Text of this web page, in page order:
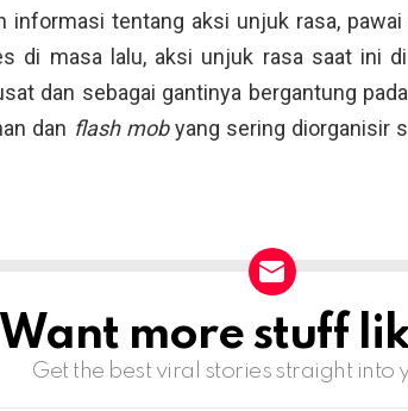
informasi tentang aksi unjuk rasa,
di masa lalu, aksi unjuk rasa saat ini
dan sebagai gantinya bergantung
dan flash mobyang sering diorganisir
Want more stuff
Get the best viral stories straight into